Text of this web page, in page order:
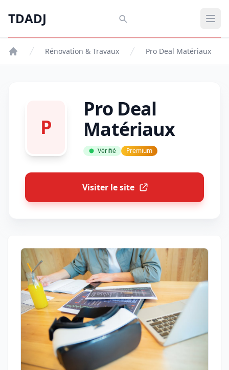
TDADJ
TDADJ
Rénovation & Travaux Pro Deal Matériaux
P
Pro Deal
Matériaux
Vérifié Premium
Visiter le site